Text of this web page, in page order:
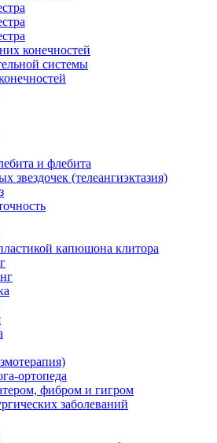
конечностей
системы
и флебита
звездочек (телеангиэктазия)
капюшона клитора
ортопеда
фибром и гигром
заболеваний